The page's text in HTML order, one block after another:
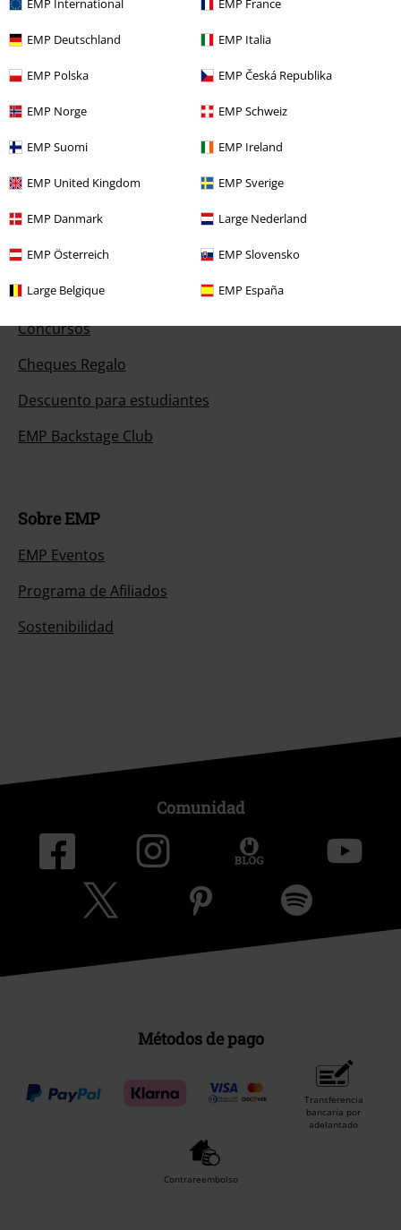
EMP International EMP France
EMP Deutschland EMP Italia
EMP Polska EMP Česká Republika
EMP Norge EMP Schweiz
EMP Suomi EMP Ireland
EMP United Kingdom EMP Sverige
EMP Danmark Large Nederland
EMP Österreich EMP Slovensko
Large Belgique EMP España
Ayuda (FAQ)
Política de Devolución
Devolver un artículo
Información de tallas generales
Cancelar mi membresía BSC
Métodos de pago
Descuentos para ti
Concursos
Cheques Regalo
Descuento para estudiantes
EMP Backstage Club
Sobre EMP
EMP Eventos
Programa de Afiliados
Sostenibilidad
Comunidad
Métodos de pago
Transferencia
bancaria por
adelantado
Contrareembolso